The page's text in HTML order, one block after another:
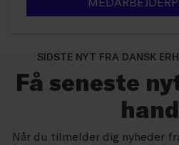
SIDSTE NYT FRA DANSK
Få seneste
Når du tilmelder dig nyheder